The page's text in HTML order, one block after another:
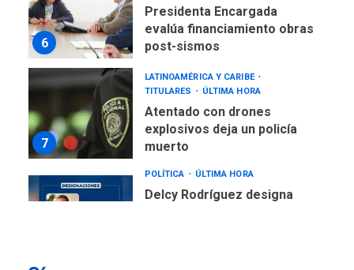
6
Presidenta Encargada
evalúa financiamiento obras
post-sismos
7
LATINOAMÉRICA Y CARIBE
TITULARES
ÚLTIMA HORA
Atentado con drones
explosivos deja un policía
muerto
POLÍTICA ÚLTIMA HORA
Delcy Rodríguez designa